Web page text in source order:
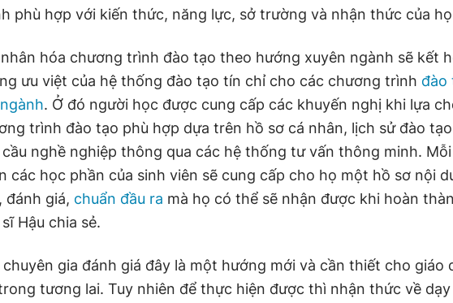
phù hợp với kiến thức, năng lực, sở trường và nhận thức của
hóa chương trình đào tạo theo hướng xuyên ngành sẽ kết
ưu việt của hệ thống đào tạo tín chỉ cho các chương trình đào
. Ở đó người học được cung cấp các khuyến nghị khi lựa
trình đào tạo phù hợp dựa trên hồ sơ cá nhân, lịch sử đào
cầu nghề nghiệp thông qua các hệ thống tư vấn thông minh. Mỗi
các học phần của sinh viên sẽ cung cấp cho họ một hồ sơ nội
đánh giá, chuẩn đầu ra mà họ có thể sẽ nhận được khi hoàn
Hậu chia sẻ.
chuyên gia đánh giá đây là một hướng mới và cần thiết cho giáo
tương lai. Tuy nhiên để thực hiện được thì nhận thức về dạy